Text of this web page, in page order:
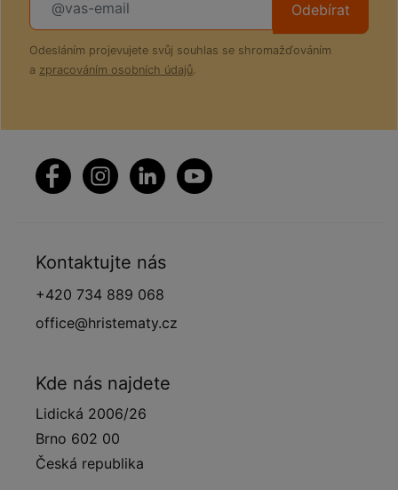
Odebírat
Odesláním projevujete svůj souhlas se shromažďováním
a zpracováním osobních údajů.
Kontaktujte nás
+420 734 889 068
office@hristematy.cz
Kde nás najdete
Lidická 2006/26
Brno 602 00
Česká republika